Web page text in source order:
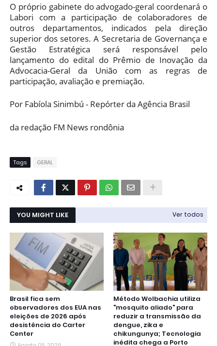
O próprio gabinete do advogado-geral coordenará o
Labori com a participação de colaboradores de
outros departamentos, indicados pela direção
superior dos setores. A Secretaria de Governança e
Gestão Estratégica será responsável pelo
lançamento do edital do Prêmio de Inovação da
Advocacia-Geral da União com as regras de
participação, avaliação e premiação.
Por Fabíola Sinimbú - Repórter da Agência Brasil
da redação FM News rondônia
Tags GERAL
YOU MIGHT LIKE Ver todos
Brasil fica sem
observadores dos EUA nas
eleições de 2026 após
desistência do Carter
Center
Método Wolbachia utiliza
"mosquito aliado" para
reduzir a transmissão da
dengue, zika e
chikungunya; Tecnologia
inédita chega a Porto